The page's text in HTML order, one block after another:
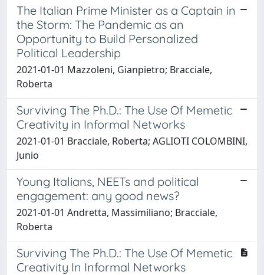
The Italian Prime Minister as a Captain in
the Storm: The Pandemic as an
Opportunity to Build Personalized
Political Leadership
2021-01-01 Mazzoleni, Gianpietro; Bracciale,
Roberta
Surviving The Ph.D.: The Use Of Memetic
Creativity in Informal Networks
2021-01-01 Bracciale, Roberta; AGLIOTI COLOMBINI,
Junio
Young Italians, NEETs and political
engagement: any good news?
2021-01-01 Andretta, Massimiliano; Bracciale,
Roberta
Surviving The Ph.D.: The Use Of Memetic
Creativity In Informal Networks